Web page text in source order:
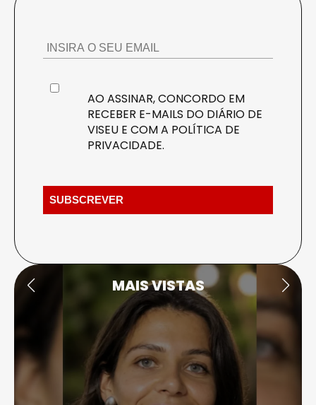
AO ASSINAR, CONCORDO EM
RECEBER E-MAILS DO DIÁRIO DE
VISEU E COM A POLÍTICA DE
PRIVACIDADE.
MAIS VISTAS